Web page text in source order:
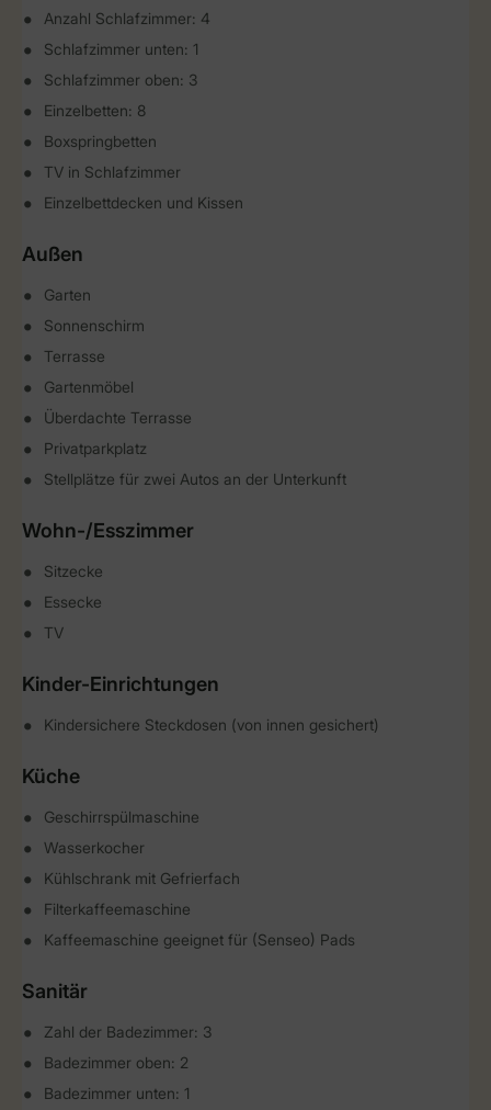
Anzahl Schlafzimmer: 4
Schlafzimmer unten: 1
Schlafzimmer oben: 3
Einzelbetten: 8
Boxspringbetten
TV in Schlafzimmer
Einzelbettdecken und Kissen
Außen
Garten
Sonnenschirm
Terrasse
Gartenmöbel
Überdachte Terrasse
Privatparkplatz
Stellplätze für zwei Autos an der Unterkunft
Wohn-/Esszimmer
Sitzecke
Essecke
TV
Kinder-Einrichtungen
Kindersichere Steckdosen (von innen gesichert)
Küche
Geschirrspülmaschine
Wasserkocher
Kühlschrank mit Gefrierfach
Filterkaffeemaschine
Kaffeemaschine geeignet für (Senseo) Pads
Sanitär
Zahl der Badezimmer: 3
Badezimmer oben: 2
Badezimmer unten: 1